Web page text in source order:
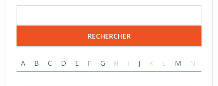
RECHERCHER
A B C D E F G H I J K L M N